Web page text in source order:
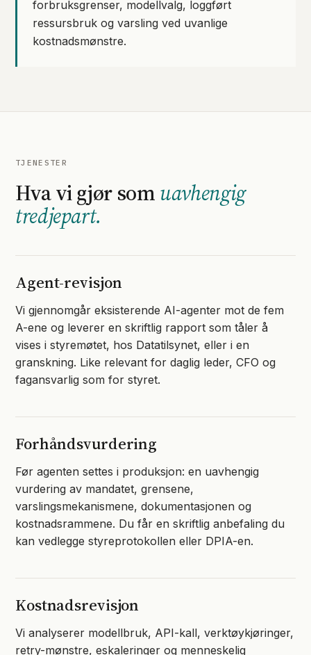
forbruksgrenser, modellvalg, loggført
ressursbruk og varsling ved uvanlige
kostnadsmønstre.
TJENESTER
Hva vi gjør somuavhengig
tredjepart.
Agent-revisjon
Vi gjennomgår eksisterende AI-agenter mot de fem
A-ene og leverer en skriftlig rapport som tåler å
vises i styremøtet, hos Datatilsynet, eller i en
granskning. Like relevant for daglig leder, CFO og
fagansvarlig som for styret.
Forhåndsvurdering
Før agenten settes i produksjon: en uavhengig
vurdering av mandatet, grensene,
varslingsmekanismene, dokumentasjonen og
kostnadsrammene. Du får en skriftlig anbefaling du
kan vedlegge styreprotokollen eller DPIA-en.
Kostnadsrevisjon
Vi analyserer modellbruk, API-kall, verktøykjøringer,
retry-mønstre, eskaleringer og menneskelig